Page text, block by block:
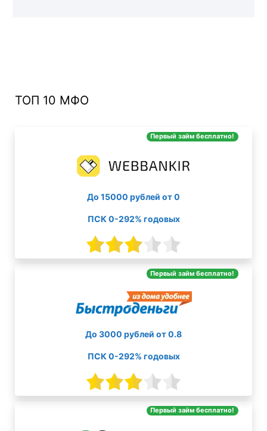
ТОП 10 МФО
Первый займ бесплатно!
До 15000 рублей от 0
ПСК 0-292% годовых
Первый займ бесплатно!
До 3000 рублей от 0.8
ПСК 0-292% годовых
Первый займ бесплатно!